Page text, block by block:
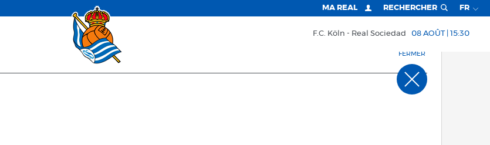
MA REAL RECHERCHER FR
F.C. Köln Real Sociedad 08 AOÛT | 15:30
FERMER